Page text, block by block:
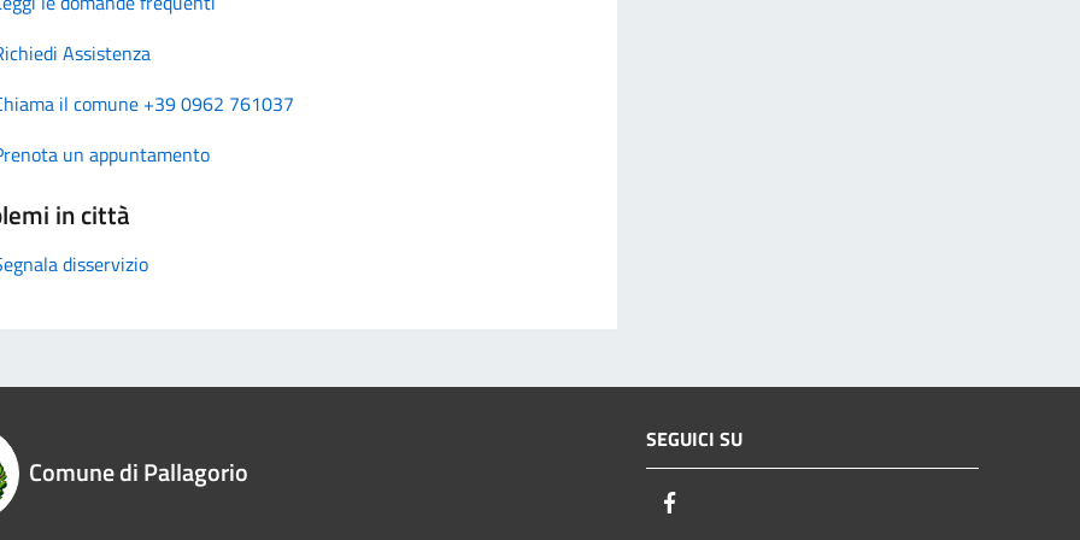
Assistenza
il comune +39 0962 761037
un appuntamento
in città
disservizio
Comune di Pallagorio
SEGUICI SU